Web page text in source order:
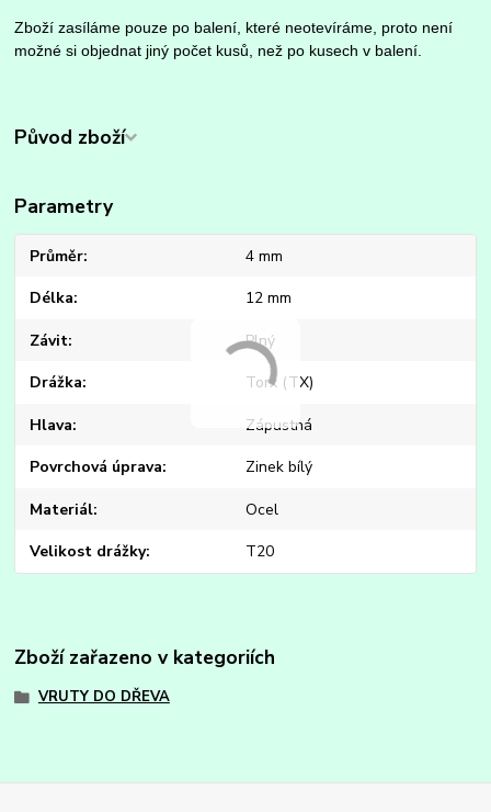
Zboží zasíláme pouze po balení, které neotevíráme, proto není
možné si objednat jiný počet kusů, než po kusech v balení.
Původ zboží
Parametry
Průměr 4 mm
Délka 12 mm
Závit Plný
Drážka Torx (TX)
Hlava Zápustná
Povrchová úprava Zinek bílý
Materiál Ocel
Velikost drážky T20
Zboží zařazeno v kategoriích
VRUTY DO DŘEVA